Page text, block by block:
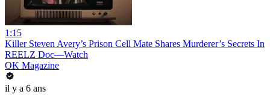
1:15
Killer Steven Avery’s Prison Cell Mate Shares Murderer’s Secrets In
REELZ Doc—Watch
OK Magazine
il y a 6 ans